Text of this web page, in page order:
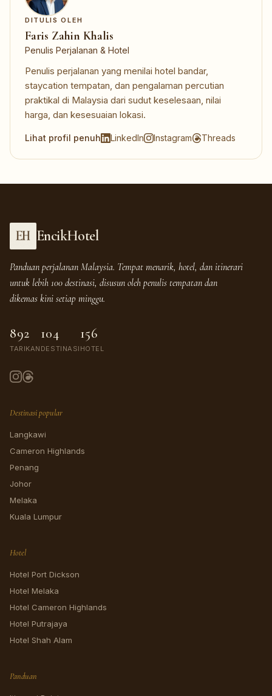
DITULIS OLEH
Faris Zahin Khalis
Penulis Perjalanan & Hotel
Penulis perjalanan yang menilai hotel bandar,
staycation tempatan, dan pengalaman percutian
praktikal di Malaysia dari sudut keselesaan, nilai
harga, dan kesesuaian lokasi.
Lihat profil penuh LinkedIn Instagram Threads
EncikHotel
Panduan perjalanan Malaysia. Tempat menarik, hotel, dan itinerari
untuk lebih 100 destinasi, disusun oleh penulis tempatan dan
dikemas kini setiap minggu.
892
TARIKAN
104
DESTINASI
156
HOTEL
Destinasi popular
Langkawi
Cameron Highlands
Penang
Johor
Melaka
Kuala Lumpur
Hotel
Hotel Port Dickson
Hotel Melaka
Hotel Cameron Highlands
Hotel Putrajaya
Hotel Shah Alam
Panduan